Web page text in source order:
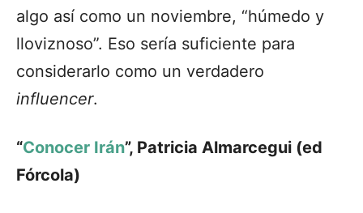
algo así como un noviembre, “húmedo y
lloviznoso”. Eso sería suficiente para
considerarlo como un verdadero
influencer.
“Conocer Irán”, Patricia Almarcegui (ed
Fórcola)